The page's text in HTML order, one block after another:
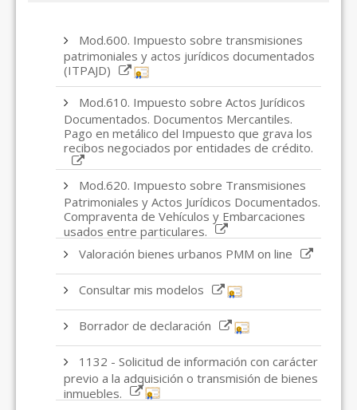
Mod.600. Impuesto sobre transmisiones
patrimoniales y actos jurídicos documentados
(ITPAJD)
Mod.610. Impuesto sobre Actos Jurídicos
Documentados. Documentos Mercantiles.
Pago en metálico del Impuesto que grava los
recibos negociados por entidades de crédito.
Mod.620. Impuesto sobre Transmisiones
Patrimoniales y Actos Jurídicos Documentados.
Compraventa de Vehículos y Embarcaciones
usados entre particulares.
Valoración bienes urbanos PMM on line
Consultar mis modelos
Borrador de declaración
1132 - Solicitud de información con carácter
previo a la adquisición o transmisión de bienes
inmuebles.